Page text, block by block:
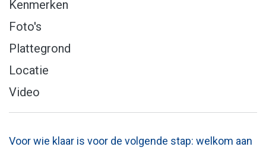
Kenmerken
Foto's
Plattegrond
Locatie
Video
Voor wie klaar is voor de volgende stap: welkom aan